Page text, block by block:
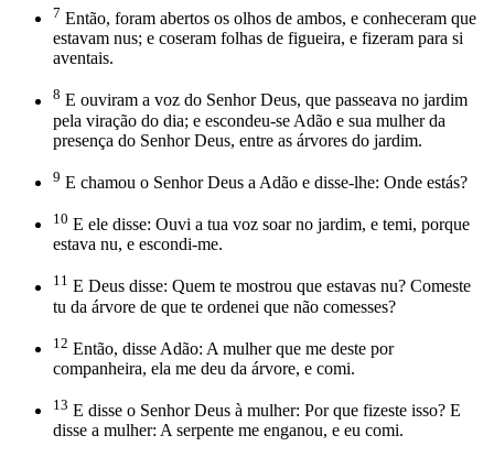
7 Então, foram abertos os olhos de ambos, e conheceram que
estavam nus; e coseram folhas de figueira, e fizeram para si
aventais.
8 E ouviram a voz do Senhor Deus, que passeava no jardim
pela viração do dia; e escondeu-se Adão e sua mulher da
presença do Senhor Deus, entre as árvores do jardim.
9 E chamou o Senhor Deus a Adão e disse-lhe: Onde estás?
10 E ele disse: Ouvi a tua voz soar no jardim, e temi, porque
estava nu, e escondi-me.
11 E Deus disse: Quem te mostrou que estavas nu? Comeste
tu da árvore de que te ordenei que não comesses?
12 Então, disse Adão: A mulher que me deste por
companheira, ela me deu da árvore, e comi.
13 E disse o Senhor Deus à mulher: Por que fizeste isso? E
disse a mulher: A serpente me enganou, e eu comi.